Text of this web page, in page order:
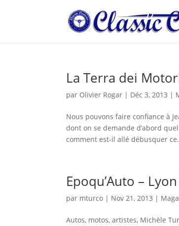
La Terra dei
par Olivier Rogar | Déc 3, 2013 |
Nous pouvons faire confiance à
dont on se demande d’abord
comment est-il allé débusquer
Epoqu’Auto –
par mturco | Nov 21, 2013 |
Autos, motos, artistes, Michèle